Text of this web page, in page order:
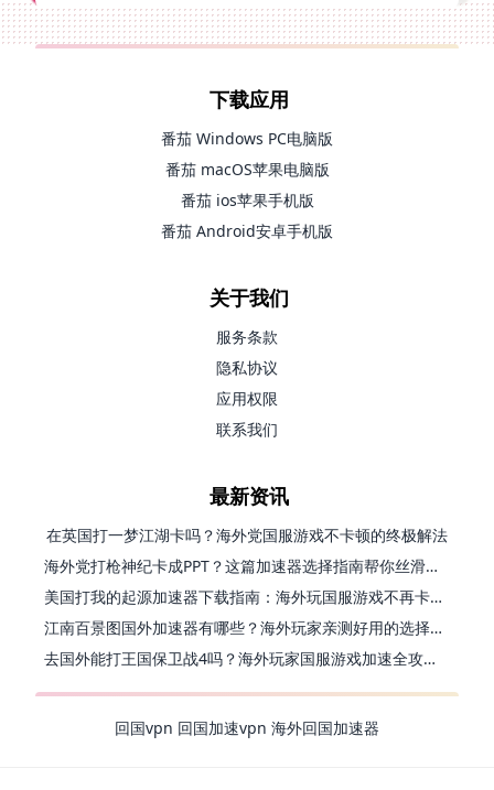
下载应用
番茄 Windows PC电脑版
番茄 macOS苹果电脑版
番茄 ios苹果手机版
番茄 Android安卓手机版
关于我们
服务条款
隐私协议
应用权限
联系我们
最新资讯
在英国打一梦江湖卡吗？海外党国服游戏不卡顿的终极解法
海外党打枪神纪卡成PPT？这篇加速器选择指南帮你丝滑上分
美国打我的起源加速器下载指南：海外玩国服游戏不再卡的终极方案
江南百景图国外加速器有哪些？海外玩家亲测好用的选择与避坑指南
去国外能打王国保卫战4吗？海外玩家国服游戏加速全攻略（附公主连结幻想江湖实测）
回国vpn 回国加速vpn 海外回国加速器